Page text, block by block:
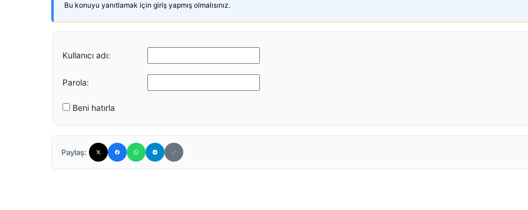
Bu konuyu yanıtlamak için giriş yapmış olmalısınız.
Kullanıcı adı:
Parola:
Beni hatırla
Paylaş: